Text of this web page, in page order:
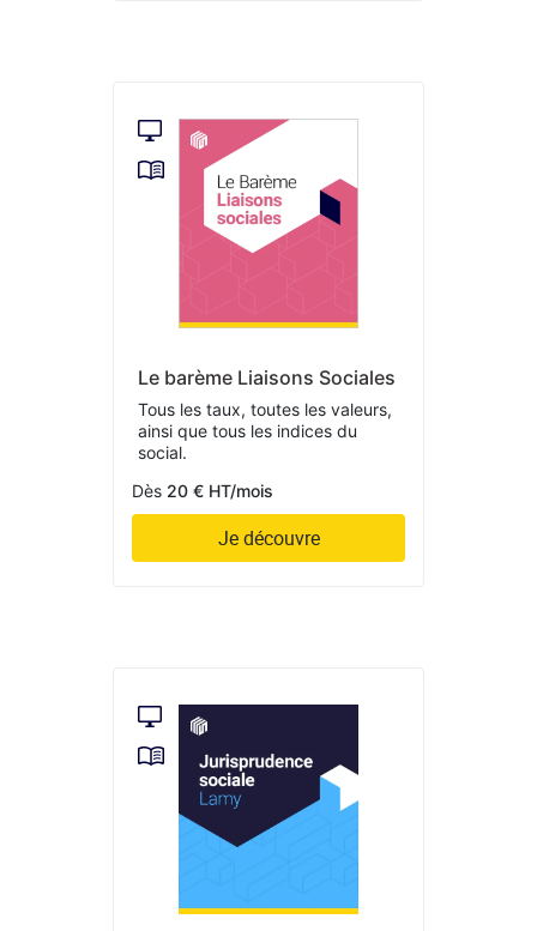
Le barème Liaisons Sociales
Tous les taux, toutes les valeurs,
ainsi que tous les indices du
social.
Dès 20 € HT/mois
Je découvre